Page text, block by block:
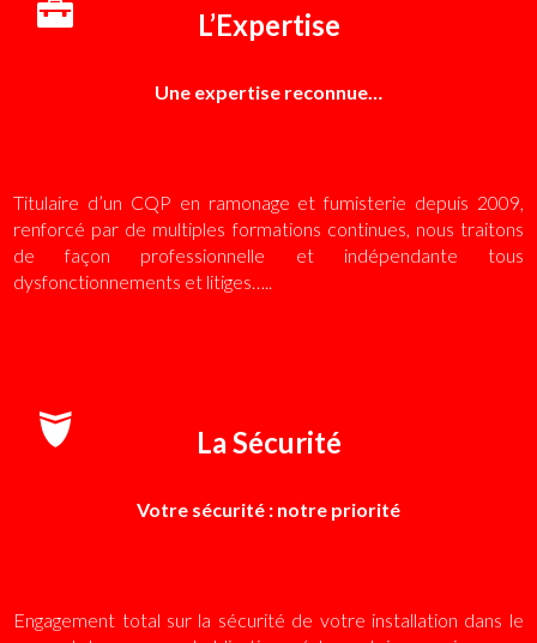
L’Expertise
Une expertise reconnue…
Titulaire d’un CQP en ramonage et fumisterie depuis 2009,
renforcé par de multiples formations continues, nous traitons
de façon professionnelle et indépendante tous
dysfonctionnements et litiges…..
La Sécurité
Votre sécurité : notre priorité
Engagement total sur la sécurité de votre installation dans le